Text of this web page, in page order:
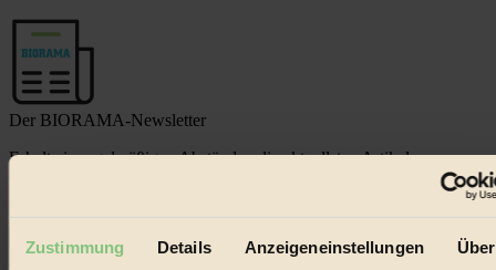
Zustimmung Details Anzeigeneinstellungen
Der BIORAMA-Newsletter
Erhalte in regelmäßigen Abständen die aktuellsten Artikel,
Jetzt eintragen: